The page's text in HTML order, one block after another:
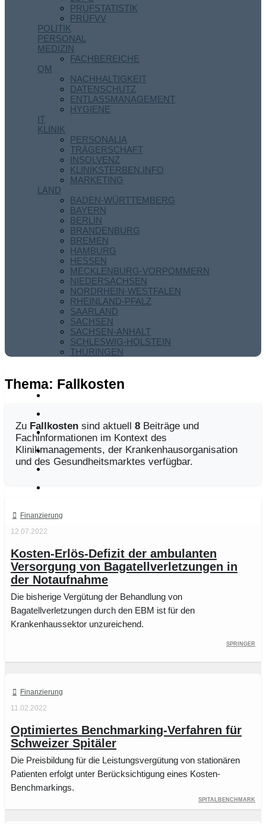
PRÜFSTATISTIK
PRÜFVV
POLITIK
PERSONAL
MEDIZIN
FACHBEREICHE
QM
NACHHALTIGKEIT
DATENSCHUTZ
ENTLASSMANAGEMENT
HYGIENE
IT
KLINIK
PERSONALIA
TRÄGERSCHAFT
INSOLVENZ
KLINIKSTERBEN.INFO
MARKETING
LAND
BADEN-WÜRTTEMBERG
BAYERN
BERLIN
BRANDENBURG
BREMEN
HAMBURG
HESSEN
MECKLENBURG-VORPOMMERN
NIEDERSACHSEN
NORDRHEIN-WESTFALEN
RHEINLAND-PFALZ
SAARLAND
SACHSEN
SACHSEN-ANHALT
SCHLESWIG-HOLSTEIN
THÜRINGEN
Thema: Fallkosten
Zu Fallkosten sind aktuell 8 Beiträge und
Fachinformationen im Kontext des
Klinikmanagements, der Krankenhausorganisation
und des Gesundheitsmarktes verfügbar.
Finanzierung
12.07.2022
Kosten-Erlös-Defizit der ambulanten
Versorgung von Bagatellverletzungen in
der Notaufnahme
Die bisherige Vergütung der Behandlung von
Bagatellverletzungen durch den EBM ist für den
Krankenhaussektor unzureichend.
Springer
Finanzierung
11.02.2022
Optimiertes Benchmarking-Verfahren für
Schweizer Spitäler
Die Preisbildung für die Leistungsvergütung von stationären
Patienten erfolgt unter Berücksichtigung eines Kosten-
Benchmarkings.
SpitalBenchmark